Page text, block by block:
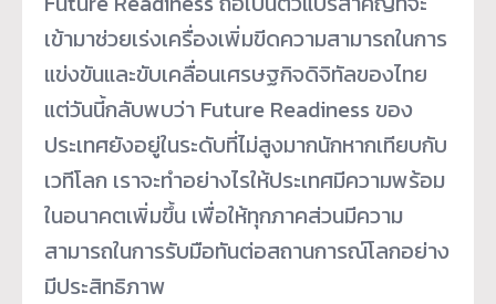
เข้ามาช่วยเร่งเครื่องเพิ่มขีดความสามารถในการ
แข่งขันและขับเคลื่อนเศรษฐกิจดิจิทัลของไทย
แต่วันนี้กลับพบว่า Future Readiness ของ
ประเทศยังอยู่ในระดับที่ไม่สูงมากนักหากเทียบกับ
เวทีโลก เราจะทำอย่างไรให้ประเทศมีความพร้อม
ในอนาคตเพิ่มขึ้น เพื่อให้ทุกภาคส่วนมีความ
สามารถในการรับมือทันต่อสถานการณ์โลกอย่าง
มีประสิทธิภาพ